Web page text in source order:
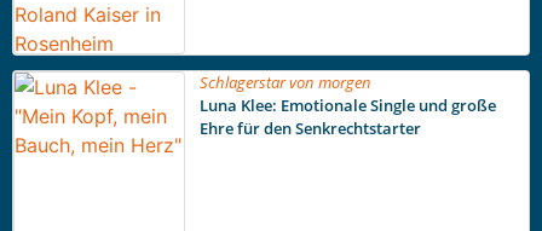
Schlagerstar von morgen
Luna Klee: Emotionale Single und große
Ehre für den Senkrechtstarter